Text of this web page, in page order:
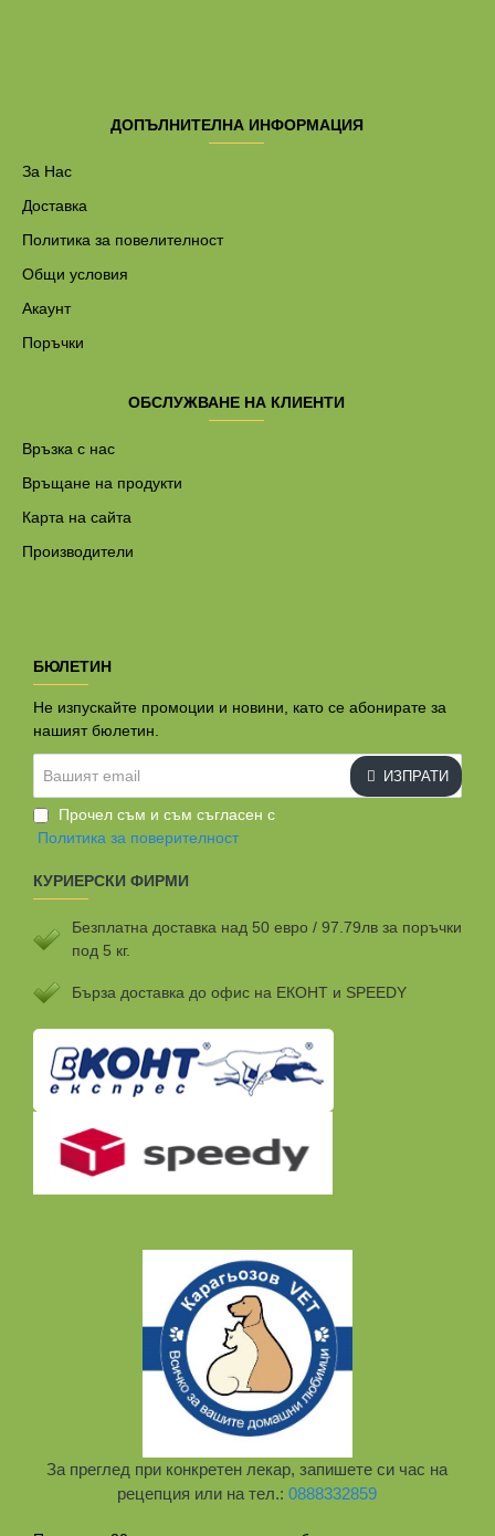
ДОПЪЛНИТЕЛНА ИНФОРМАЦИЯ
За Нас
Доставка
Политика за повелителност
Общи условия
Акаунт
Поръчки
ОБСЛУЖВАНЕ НА КЛИЕНТИ
Връзка с нас
Връщане на продукти
Карта на сайта
Производители
БЮЛЕТИН
Не изпускайте промоции и новини, като се абонирате за
нашият бюлетин.
email
ИЗПРАТИ
Прочел съм и съм съгласен с
Политика за поверителност
КУРИЕРСКИ ФИРМИ
Безплатна доставка над 50 евро / 97.79лв за поръчки
под 5 кг.
Бързa доставка до офис на ЕКОНТ и SPEEDY
За преглед при конкретен лекар, запишете си час на
рецепция или на тел.:0888332859